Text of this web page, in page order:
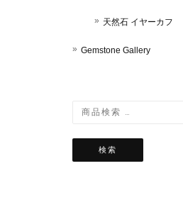
天然石 イヤーカフ
Gemstone Gallery
検索